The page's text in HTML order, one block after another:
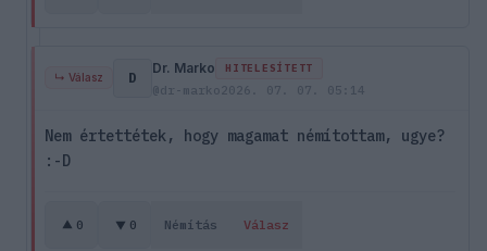
↳ Válasz D
Dr. Marko HITELESÍTETT
@dr-marko2026. 07. 07. 05:14
Nem értettétek, hogy magamat némítottam, ugye?
:-D
0 0 Némítás Válasz